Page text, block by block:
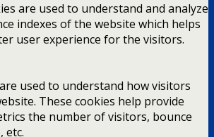
are used to understand and analyze
indexes of the website which helps
user experience for the visitors.
used to understand how visitors
These cookies help provide
the number of visitors, bounce
etc.